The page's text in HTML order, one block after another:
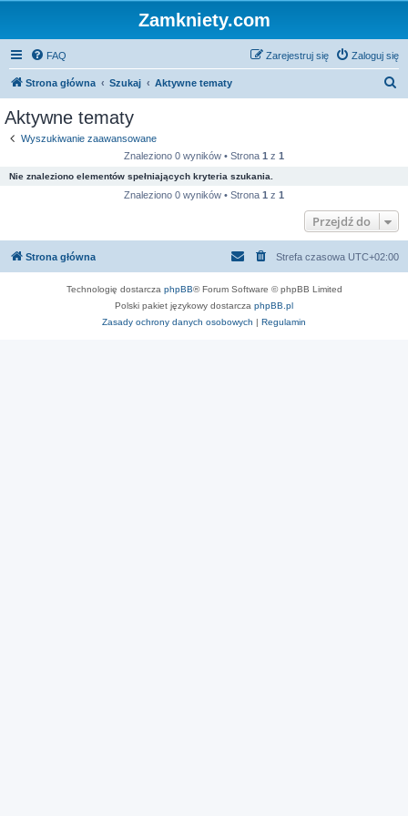
Zamkniety.com
FAQ Zaloguj się
Zarejestruj się
Strona główna Szukaj Aktywne tematy
Aktywne tematy
Wyszukiwanie zaawansowane
Znaleziono 0 wyników • Strona 1 z 1
Nie znaleziono elementów spełniających kryteria szukania.
Znaleziono 0 wyników • Strona 1 z 1
Przejdź do
Strona główna Strefa czasowa UTC+02:00
Technologię dostarcza phpBB® Forum Software © phpBB Limited
Polski pakiet językowy dostarcza phpBB.pl
Zasady ochrony danych osobowych | Regulamin